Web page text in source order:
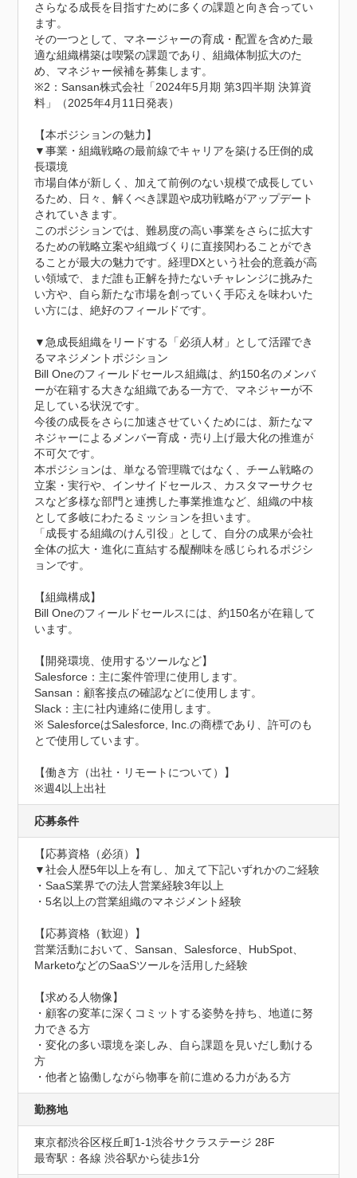
さらなる成長を目指すために多くの課題と向き合ってい
ます。
その一つとして、マネージャーの育成・配置を含めた最
適な組織構築は喫緊の課題であり、組織体制拡大のた
め、マネジャー候補を募集します。
※2：Sansan株式会社「2024年5月期 第3四半期 決算資
料」（2025年4月11日発表）
【本ポジションの魅力】
▼事業・組織戦略の最前線でキャリアを築ける圧倒的成
長環境
市場自体が新しく、加えて前例のない規模で成長してい
るため、日々、解くべき課題や成功戦略がアップデート
されていきます。
このポジションでは、難易度の高い事業をさらに拡大す
るための戦略立案や組織づくりに直接関わることができ
ることが最大の魅力です。経理DXという社会的意義が高
い領域で、まだ誰も正解を持たないチャレンジに挑みた
い方や、自ら新たな市場を創っていく手応えを味わいた
い方には、絶好のフィールドです。
▼急成長組織をリードする「必須人材」として活躍でき
るマネジメントポジション
Bill Oneのフィールドセールス組織は、約150名のメンバ
ーが在籍する大きな組織である一方で、マネジャーが不
足している状況です。
今後の成長をさらに加速させていくためには、新たなマ
ネジャーによるメンバー育成・売り上げ最大化の推進が
不可欠です。
本ポジションは、単なる管理職ではなく、チーム戦略の
立案・実行や、インサイドセールス、カスタマーサクセ
スなど多様な部門と連携した事業推進など、組織の中核
として多岐にわたるミッションを担います。
「成長する組織のけん引役」として、自分の成果が会社
全体の拡大・進化に直結する醍醐味を感じられるポジシ
ョンです。
【組織構成】
Bill Oneのフィールドセールスには、約150名が在籍して
います。
【開発環境、使用するツールなど】
Salesforce：主に案件管理に使用します。
Sansan：顧客接点の確認などに使用します。
Slack：主に社内連絡に使用します。
※ SalesforceはSalesforce, Inc.の商標であり、許可のも
とで使用しています。
【働き方（出社・リモートについて）】
※週4以上出社
応募条件
【応募資格（必須）】
▼社会人歴5年以上を有し、加えて下記いずれかのご経験
・SaaS業界での法人営業経験3年以上
・5名以上の営業組織のマネジメント経験
【応募資格（歓迎）】
営業活動において、Sansan、Salesforce、HubSpot、
MarketoなどのSaaSツールを活用した経験
【求める人物像】
・顧客の変革に深くコミットする姿勢を持ち、地道に努
力できる方
・変化の多い環境を楽しみ、自ら課題を見いだし動ける
方
・他者と協働しながら物事を前に進める力がある方
勤務地
東京都渋谷区桜丘町1-1渋谷サクラステージ 28F
最寄駅：各線 渋谷駅から徒歩1分